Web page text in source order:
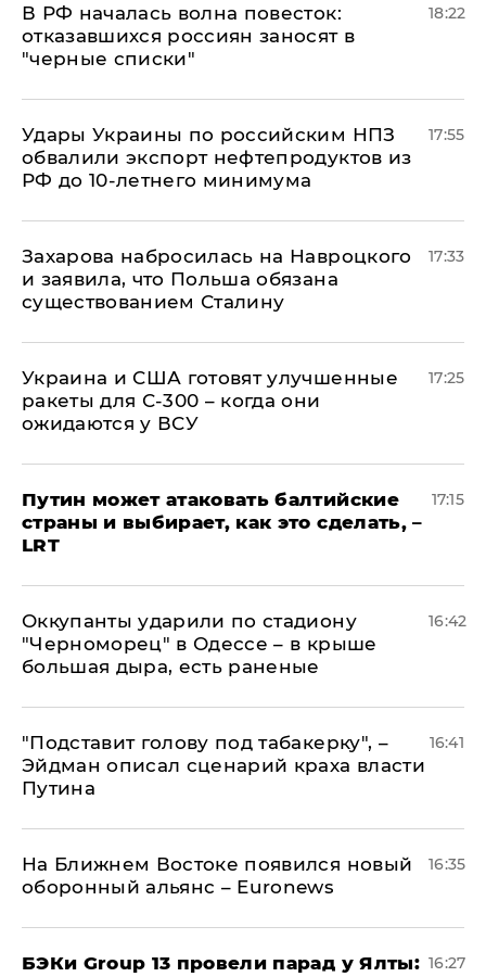
​В РФ началась волна повесток:
отказавшихся россиян заносят в
"черные списки"
18:22
Удары Украины по российским НПЗ
обвалили экспорт нефтепродуктов из
РФ до 10-летнего минимума
17:55
​Захарова набросилась на Навроцкого
и заявила, что Польша обязана
существованием Сталину
17:33
Украина и США готовят улучшенные
ракеты для С-300 – когда они
ожидаются у ВСУ
17:25
Путин может атаковать балтийские
страны и выбирает, как это сделать, –
LRT
17:15
Оккупанты ударили по стадиону
"Черноморец" в Одессе – в крыше
большая дыра, есть раненые
16:42
​"Подставит голову под табакерку", –
Эйдман описал сценарий краха власти
Путина
16:41
На Ближнем Востоке появился новый
оборонный альянс – Euronews
16:35
​БЭКи Group 13 провели парад у Ялты: 16:27